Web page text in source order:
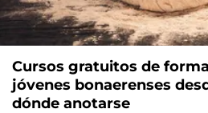
Cursos gratuitos de
jóvenes bonaerenses
dónde anotarse